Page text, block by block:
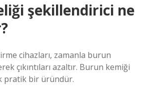
şekillendirici ne
cihazları, zamanla burun
çıkıntıları azaltır. Burun kemiği
pratik bir üründür.